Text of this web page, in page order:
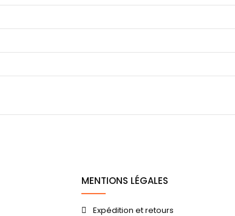
MENTIONS LÉGALES
Expédition et retours